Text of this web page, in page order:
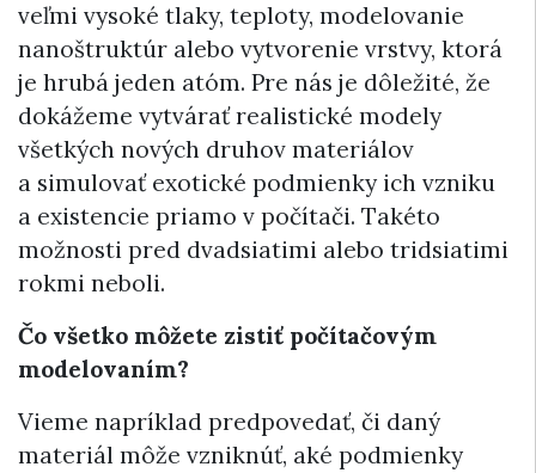
veľmi vysoké tlaky, teploty, modelovanie
nanoštruktúr alebo vytvorenie vrstvy, ktorá
je hrubá jeden atóm. Pre nás je dôležité, že
dokážeme vytvárať realistické modely
všetkých nových druhov materiálov
a simulovať exotické podmienky ich vzniku
a existencie priamo v počítači. Takéto
možnosti pred dvadsiatimi alebo tridsiatimi
rokmi neboli.
Čo všetko môžete zistiť počítačovým
modelovaním?
Vieme napríklad predpovedať, či daný
materiál môže vzniknúť, aké podmienky